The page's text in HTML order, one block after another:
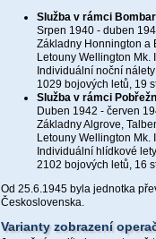
Služba v rámci
Srpen 1940 - duben
Základny Honnington a
Letouny Wellington Mk.
Individuální noční
1029 bojových letů, 19
Služba v rámci
Duben 1942 - červen
Základny Algrove,
Letouny Wellington Mk.
Individuální hlídkové
2102 bojových letů, 16
Od 25.6.1945 byla jednotka
Československa.
Varianty zobrazení